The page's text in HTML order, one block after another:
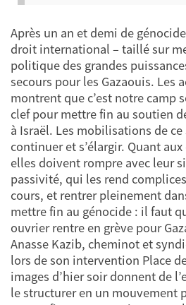
Après un an et demi de
droit international – taillé sur
politique des grandes
secours pour les Gazaouis. Les
montrent que c’est notre camp
clef pour mettre fin au soutien
à Israël. Les mobilisations de
continuer et s’élargir. Quant
elles doivent rompre avec leur
passivité, qui les rend
cours, et rentrer pleinement
mettre fin au génocide : il faut
ouvrier rentre en grève pour
Anasse Kazib, cheminot et
lors de son intervention Place
images d’hier soir donnent de
le structurer en un mouvement